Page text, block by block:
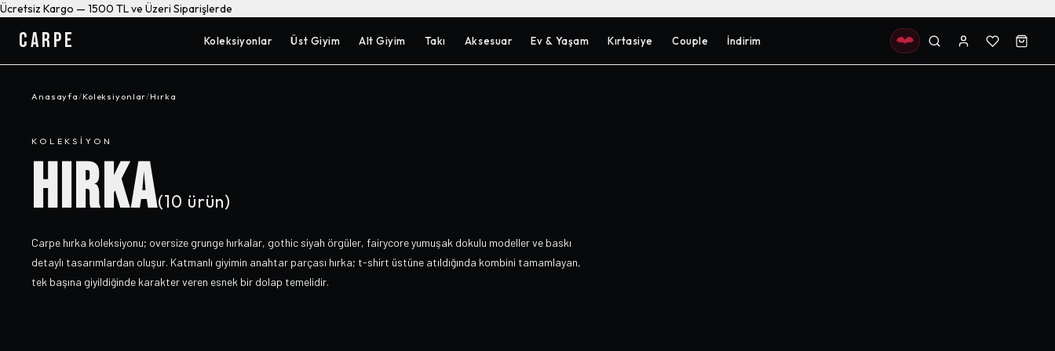
Ücretsiz Kargo — 1500 TL ve Üzeri Siparişlerde
CARPE Koleksiyonlar Üst Giyim Alt Giyim Takı Aksesuar Ev & Yaşam Kırtasiye Couple İndirim
Anasayfa/Koleksiyonlar/Hırka
KOLEKSIYON
HIRKA(10 ürün)
Carpe hırka koleksiyonu; oversize grunge hırkalar, gothic siyah örgüler, fairycore yumuşak dokulu modeller ve baskı
detaylı tasarımlardan oluşur. Katmanlı giyimin anahtar parçası hırka; t-shirt üstüne atıldığında kombini tamamlayan,
tek başına giyildiğinde karakter veren esnek bir dolap temelidir.